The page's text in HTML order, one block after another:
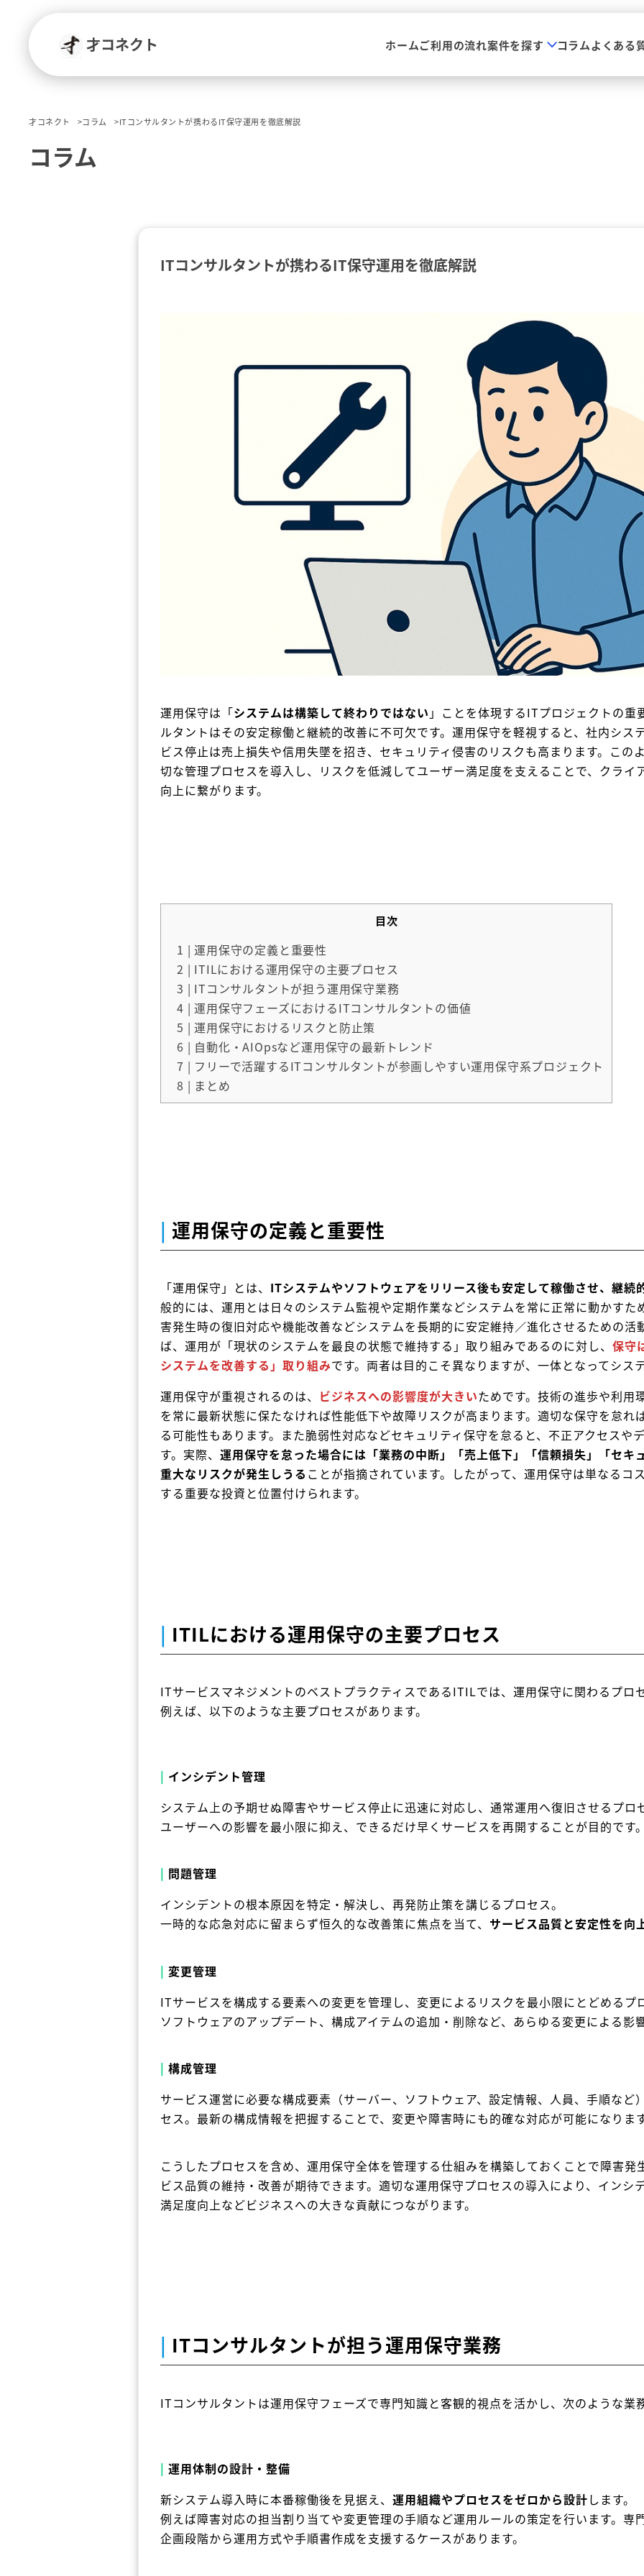
才コネクト ホームご利用の流れ案件を探す コラムよくある
才コネクト コラム ITコンサルタントが携わるIT保守運用を徹底解説
コラム
ITコンサルタントが携わるIT保守運用を徹底解説
運用保守は「システムは構築して終わりではない 」ことを体現するITプロジェクトの重
ルタントはその安定稼働と継続的改善に不可欠です。運用保守を軽視すると、社内シス
ビス停止は売上損失や信用失墜を招き、セキュリティ侵害のリスクも高まります。この
切な管理プロセスを導入し、リスクを低減してユーザー満足度を支えることで、クライ
向上に繋がります。
目次
1 | 運用保守の定義と重要性
2 | ITILにおける運用保守の主要プロセス
3 | ITコンサルタントが担う運用保守業務
4 | 運用保守フェーズにおけるITコンサルタントの価値
5 | 運用保守におけるリスクと防止策
6 | 自動化・AIOpsなど運用保守の最新トレンド
7 | フリーで活躍するITコンサルタントが参画しやすい運用保守系プロジェクト
8 | まとめ
| 運用保守の定義と重要性
「運用保守」とは、 ITシステムやソフトウェアをリリース後も安定して稼働させ、継続
般的には、運用とは日々のシステム監視や定期作業などシステムを常に正常に動かすた
害発生時の復旧対応や機能改善などシステムを長期的に安定維持／進化させるための活
ば、運用が「現状のシステムを最良の状態で維持する」取り組みであるのに対し、 保守
システムを改善する」取り組みです。両者は目的こそ異なりますが、一体となってシス
運用保守が重視されるのは、 ビジネスへの影響度が大きいためです。技術の進歩や利用
を常に最新状態に保たなければ性能低下や故障リスクが高まります。適切な保守を怠れ
る可能性もあります。また脆弱性対応などセキュリティ保守を怠ると、不正アクセスや
す。実際、 運用保守を怠った場合には「業務の中断」「売上低下」「信頼損失」「セキ
重大なリスクが発生しうる ことが指摘されています。したがって、運用保守は単なるコ
する重要な投資と位置付けられます。
| ITILにおける運用保守の主要プロセス
ITサービスマネジメントのベストプラクティスであるITILでは、運用保守に関わるプロ
例えば、以下のような主要プロセスがあります。
| インシデント管理
システム上の予期せぬ障害やサービス停止に迅速に対応し、通常運用へ復旧させるプロ
ユーザーへの影響を最小限に抑え、できるだけ早くサービスを再開することが目的です。
| 問題管理
インシデントの根本原因を特定・解決し、再発防止策を講じるプロセス。
一時的な応急対応に留まらず恒久的な改善策に焦点を当て、 サービス品質と安定性を向
| 変更管理
ITサービスを構成する要素への変更を管理し、変更によるリスクを最小限にとどめるプ
ソフトウェアのアップデート、構成アイテムの追加・削除など、あらゆる変更による影
| 構成管理
サービス運営に必要な構成要素（サーバー、ソフトウェア、設定情報、人員、手順など
セス。最新の構成情報を把握することで、変更や障害時にも的確な対応が可能になります
こうしたプロセスを含め、運用保守全体を管理する仕組みを構築しておくことで障害発
ビス品質の維持・改善が期待できます。適切な運用保守プロセスの導入により、インシ
満足度向上などビジネスへの大きな貢献につながります。
| ITコンサルタントが担う運用保守業務
ITコンサルタントは運用保守フェーズで専門知識と客観的視点を活かし、次のような業
| 運用体制の設計・整備
新システム導入時に本番稼働後を見据え、 運用組織やプロセスをゼロから設計します。
例えば障害対応の担当割り当てや変更管理の手順など運用ルールの策定を行います。専
企画段階から運用方式や手順書作成を支援するケースがあります。